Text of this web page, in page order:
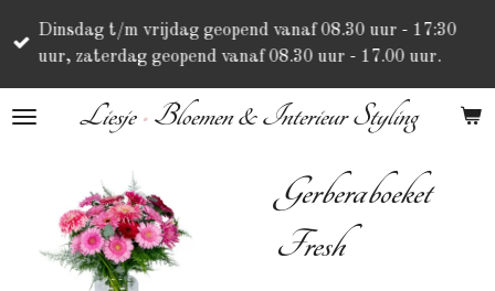
direct
hoofdinhoud
Liesje•Bloemen & Interieur Styling
Dinsdag t/m vrijdag geopend vanaf 08.30 uur - 17:30
uur, zaterdag geopend vanaf 08.30 uur - 17.00 uur.
Gerberaboeket
Fresh